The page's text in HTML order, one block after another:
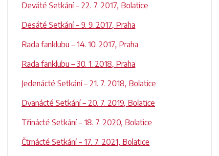
Deváté Setkání – 22. 7. 2017, Bolatice
Desáté Setkání – 9. 9. 2017, Praha
Rada fanklubu – 14. 10. 2017, Praha
Rada fanklubu – 30. 1. 2018, Praha
Jedenácté Setkání – 21. 7. 2018, Bolatice
Dvanácté Setkání – 20. 7. 2019, Bolatice
Třinácté Setkání – 18. 7. 2020, Bolatice
Čtrnácté Setkání – 17. 7. 2021, Bolatice